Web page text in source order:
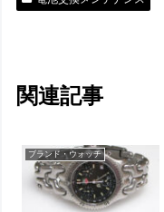
関連記事
ブランド・ウォッチ